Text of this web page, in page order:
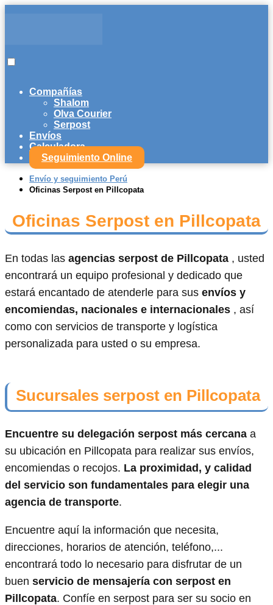
Compañías
Shalom
Olva Courier
Serpost
Envíos
Calculadora
Seguimiento Online
Envío y seguimiento Perú
Oficinas Serpost en Pillcopata
Oficinas Serpost en Pillcopata
En todas las agencias serpost de Pillcopata , usted
encontrará un equipo profesional y dedicado que
estará encantado de atenderle para sus envíos y
encomiendas, nacionales e internacionales , así
como con servicios de transporte y logística
personalizada para usted o su empresa.
Sucursales serpost en Pillcopata
Encuentre su delegación serpost más cercana a
su ubicación en Pillcopata para realizar sus envíos,
encomiendas o recojos. La proximidad, y calidad
del servicio son fundamentales para elegir una
agencia de transporte.
Encuentre aquí la información que necesita,
direcciones, horarios de atención, teléfono,...
encontrará todo lo necesario para disfrutar de un
buen servicio de mensajería con serpost en
Pillcopata. Confíe en serpost para ser su socio en